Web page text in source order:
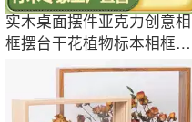
实木桌面摆件亚克力创意相
框摆台干花植物标本相框批